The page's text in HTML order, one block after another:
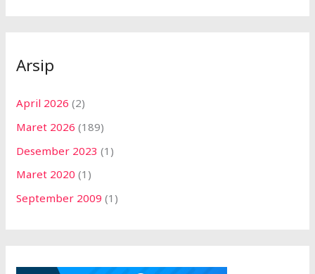
Arsip
April 2026 (2)
Maret 2026 (189)
Desember 2023 (1)
Maret 2020 (1)
September 2009 (1)